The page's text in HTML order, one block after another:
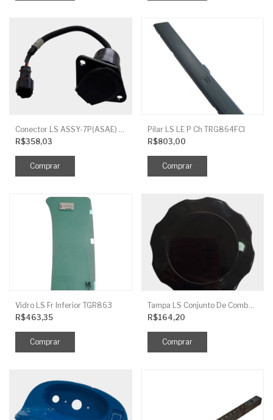
R$358,03
Pilar LS LE P Ch TRG864FCI
R$803,00
Vidro LS Fr Inferior TGR863
R$463,35
R$164,20